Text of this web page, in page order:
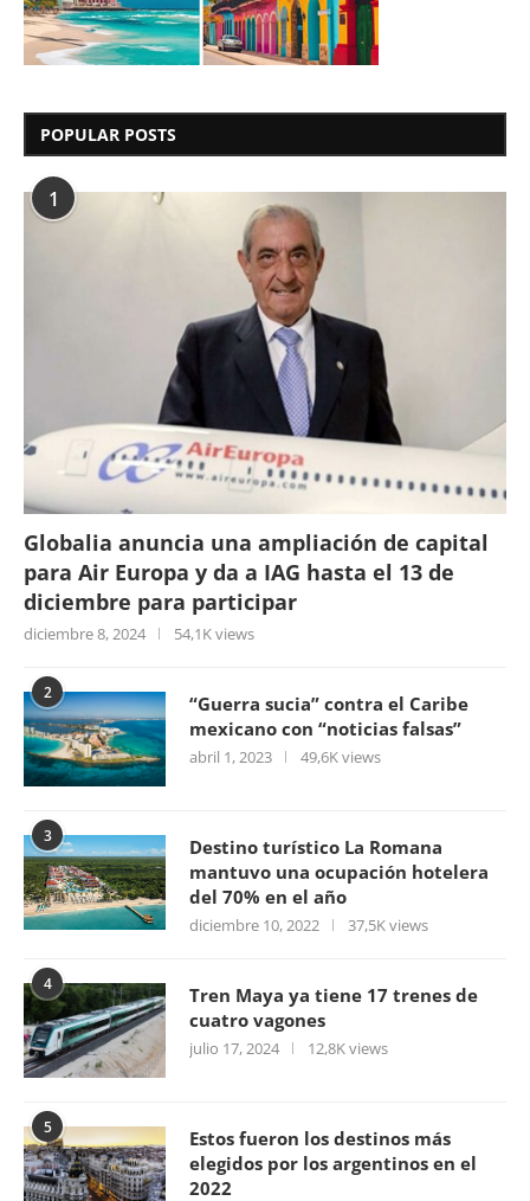
POPULAR POSTS
1
Globalia anuncia una ampliación de capital
para Air Europa y da a IAG hasta el 13 de
diciembre para participar
diciembre 8, 2024 54,1K views
2
“Guerra sucia” contra el Caribe
mexicano con “noticias falsas”
abril 1, 2023 49,6K views
3
Destino turístico La Romana
mantuvo una ocupación hotelera
del 70% en el año
diciembre 10, 2022 37,5K views
4
Tren Maya ya tiene 17 trenes de
cuatro vagones
julio 17, 2024 12,8K views
5
Estos fueron los destinos más
elegidos por los argentinos en el
2022